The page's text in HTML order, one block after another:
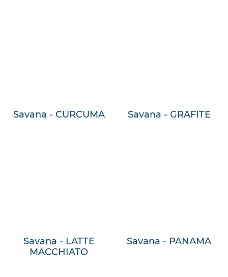
Savana - CURCUMA Savana - GRAFITE
Savana - LATTE
MACCHIATO
Savana - PANAMA